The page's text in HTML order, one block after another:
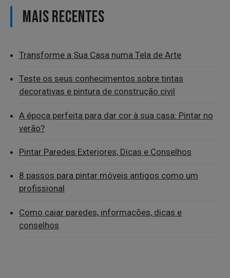
MAIS RECENTES
Transforme a Sua Casa numa Tela de Arte
Teste os seus conhecimentos sobre tintas
decorativas e pintura de construção civil
A época perfeita para dar cor à sua casa: Pintar no
verão?
Pintar Paredes Exteriores, Dicas e Conselhos
8 passos para pintar móveis antigos como um
profissional
Como caiar paredes, informações, dicas e
conselhos